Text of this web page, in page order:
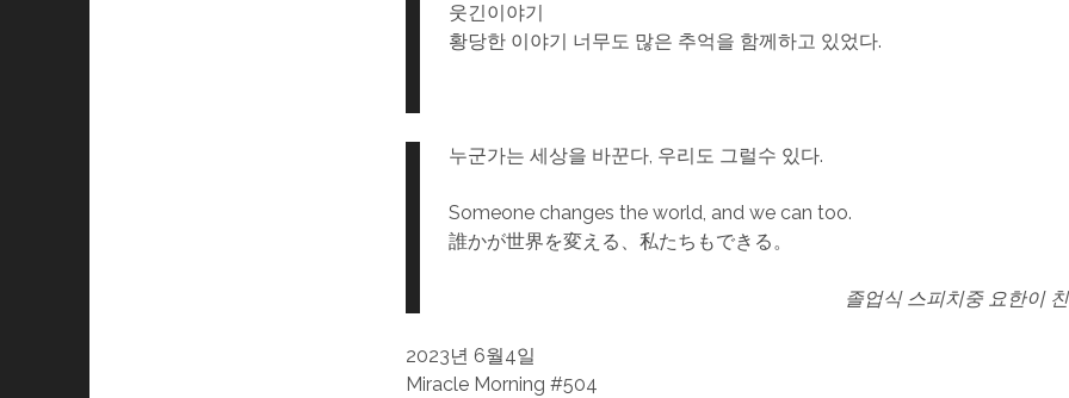
웃긴이야기
황당한 이야기 너무도 많은 추억을 함께하고 있었다.
누군가는 세상을 바꾼다, 우리도 그럴수 있다.
Someone changes the world, and we can too.
誰かが世界を変える、私たちもできる。
졸업식 스피치중 요한이
2023년 6월4일
Miracle Morning #504